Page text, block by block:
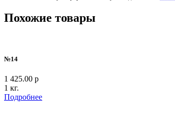
Похожие товары
№14
1 425.00 р
1 кг.
Подробнее